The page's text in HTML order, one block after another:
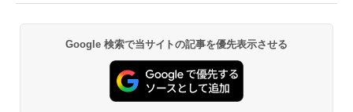
Google 検索で当サイトの記事を優先表示させる